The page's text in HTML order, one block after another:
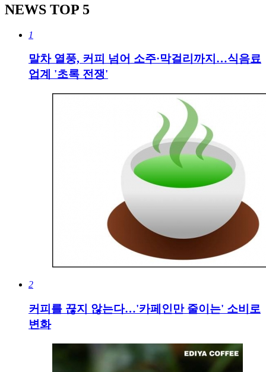
NEWS TOP 5
1
말차 열풍, 커피 넘어 소주·막걸리까지…식음료
업계 '초록 전쟁'
2
커피를 끊지 않는다…'카페인만 줄이는' 소비로
변화